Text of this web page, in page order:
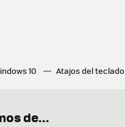
10 Atajos del teclado
de...